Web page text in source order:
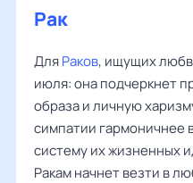
Рак
ДляРаков, ищущих
июля: она подчеркнет
образа и личную
симпатии гармоничнее
систему их жизненных
Ракам начнет везти в